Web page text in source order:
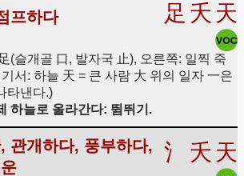
프하다 足 夭 天
(슬개골 口, 발자국 止), 오른쪽: 일찍 죽
서: 하늘 天 = 큰 사람 大 위의 일자 一은
타낸다.)
하늘로 올라간다: 뜀뛰기.
관개하다, 풍부하다,
氵 夭 天